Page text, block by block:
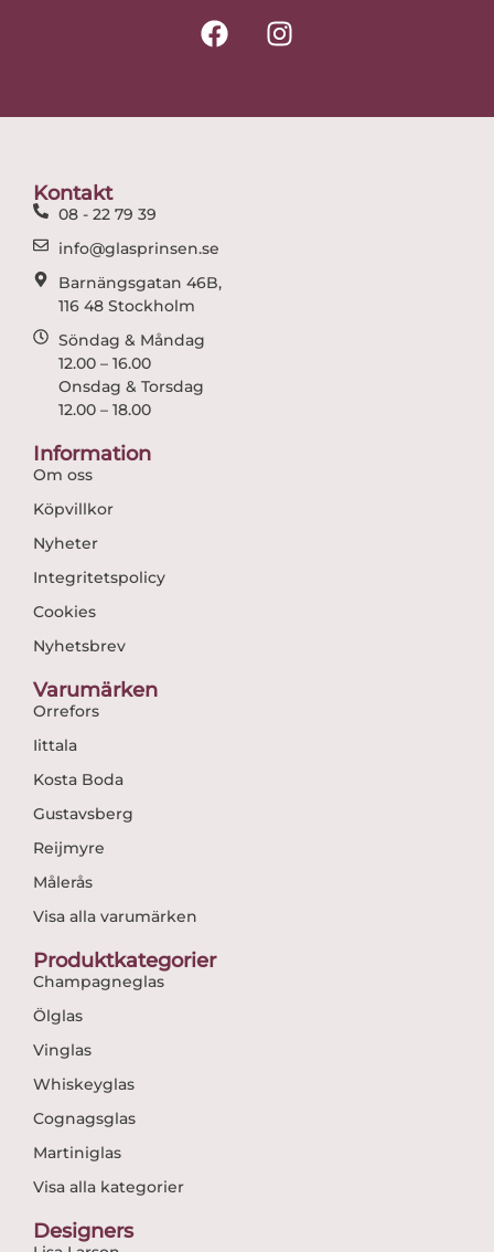
F
a
I
n
Kontakt
08 - 22 79 39
info@glasprinsen.se
Barnängsgatan 46B,
116 48 Stockholm
Söndag & Måndag
12.00 – 16.00
Onsdag & Torsdag
12.00 – 18.00
Information
Om oss
Köpvillkor
Nyheter
Integritetspolicy
Cookies
Nyhetsbrev
Varumärken
Orrefors
Iittala
Kosta Boda
Gustavsberg
Reijmyre
Målerås
Visa alla varumärken
Produktkategorier
Champagneglas
Ölglas
Vinglas
Whiskeyglas
Cognagsglas
Martiniglas
Visa alla kategorier
Designers